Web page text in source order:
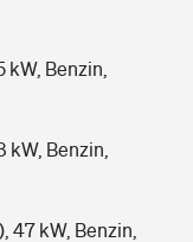
kW, Benzin,
kW, Benzin,
47 kW, Benzin,